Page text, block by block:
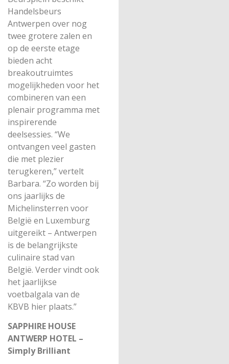
Handelsbeurs
Antwerpen over nog
twee grotere zalen en
op de eerste etage
bieden acht
breakoutruimtes
mogelijkheden voor het
combineren van een
plenair programma met
inspirerende
deelsessies. “We
ontvangen veel gasten
die met plezier
terugkeren,” vertelt
Barbara. “Zo worden bij
ons jaarlijks de
Michelinsterren voor
België en Luxemburg
uitgereikt – Antwerpen
is de belangrijkste
culinaire stad van
België. Verder vindt ook
het jaarlijkse
voetbalgala van de
KBVB hier plaats.”
SAPPHIRE HOUSE
ANTWERP HOTEL –
Simply Brilliant